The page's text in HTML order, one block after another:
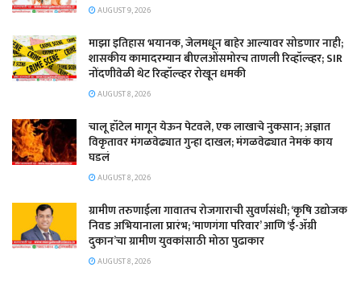
AUGUST 9, 2026
माझा इतिहास भयानक, जेलमधून बाहेर आल्यावर सोडणार नाही;
शासकीय कामादरम्यान बीएलओंसमोरच ताणली रिव्हॉल्व्हर; SIR
नोंदणीवेळी थेट रिव्हॉल्व्हर रोखून धमकी
AUGUST 8, 2026
चालू हॉटेल मागून येऊन पेटवले, एक लाखाचे नुकसान; अज्ञात
विकृतावर मंगळवेढ्यात गुन्हा दाखल; मंगळवेढ्यात नेमकं काय
घडलं
AUGUST 8, 2026
​ग्रामीण तरुणाईला गावातच रोजगाराची सुवर्णसंधी; ‘कृषि उद्योजक
निवड अभियानाला प्रारंभ; ‘माणगंगा परिवार’ आणि ‘ई-ॲग्री
दुकान’चा ग्रामीण युवकांसाठी मोठा पुढाकार
AUGUST 8, 2026